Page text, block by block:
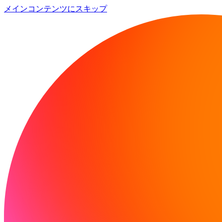
メインコンテンツにスキップ